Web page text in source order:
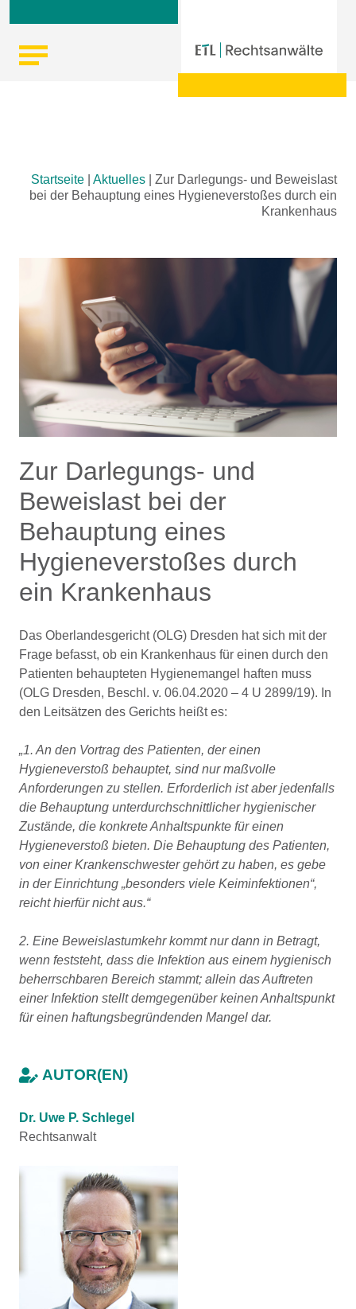
content
Startseite Aktuelles
Zur Darlegungs- und Beweislast
bei der Behauptung eines Hygieneverstoßes durch ein
Krankenhaus
Zur Darlegungs- und
Beweislast bei der
Behauptung eines
Hygieneverstoßes durch
ein Krankenhaus
Das Oberlandesgericht (OLG) Dresden hat sich mit der
Frage befasst, ob ein Krankenhaus für einen durch den
Patienten behaupteten Hygienemangel haften muss
(OLG Dresden, Beschl. v. 06.04.2020 – 4 U 2899/19). In
den Leitsätzen des Gerichts heißt es:
1. An den Vortrag des Patienten, der einen
Hygieneverstoß behauptet, sind nur maßvolle
Anforderungen zu stellen. Erforderlich ist aber jedenfalls
die Behauptung unterdurchschnittlicher hygienischer
Zustände, die konkrete Anhaltspunkte für einen
Hygieneverstoß bieten. Die Behauptung des Patienten,
von einer Krankenschwester gehört zu haben, es gebe
in der Einrichtung „besonders viele Keiminfektionen“,
reicht hierfür nicht aus.
2. Eine Beweislastumkehr kommt nur dann in Betragt,
wenn feststeht, dass die Infektion aus einem hygienisch
beherrschbaren Bereich stammt; allein das Auftreten
einer Infektion stellt demgegenüber keinen Anhaltspunkt
für einen haftungsbegründenden Mangel dar.
AUTOR(EN)
Dr. Uwe P. Schlegel
Rechtsanwalt